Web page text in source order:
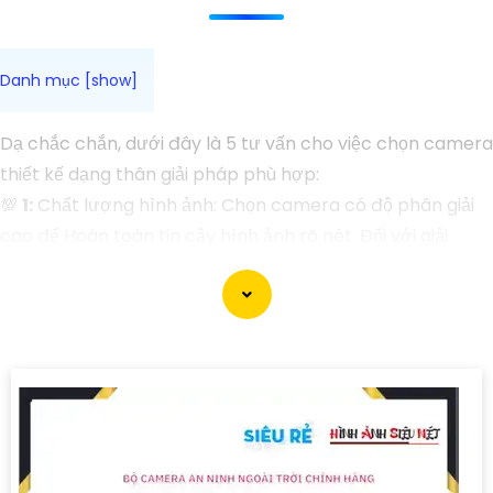
Dạ chắc chắn, dưới đây là 5 tư vấn cho việc chọn camera
thiết kế dạng thân giải pháp phù hợp:
💯 1: Chất lượng hình ảnh: Chọn camera có độ phân giải
pháp an ninh, bạn cần camera có độ phân giải tối thiểu là
thời, kiểm tra khoảng cách quan sát mà camera hỗ trợ
để Hoàn toàn tin cậy phủ sóng đúng nơi cần giám sát.
Chất lượng ban đêm: Chọn camera có chức năng
quan sát ban đêm tốt, như hồng ngoại thông minh, để có